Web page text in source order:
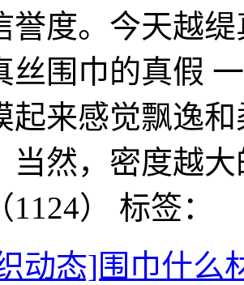
誉度。今天越
丝围巾的真假
起来感觉飘逸
当然，密度越
1124） 标签：
动态]围巾什么